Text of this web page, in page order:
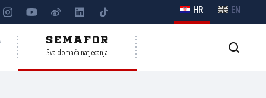
HR EN
SEMAFOR
Sva domaća natjecanja